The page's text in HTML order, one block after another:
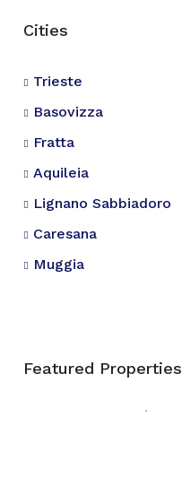
Cities
Trieste
Basovizza
Fratta
Aquileia
Lignano Sabbiadoro
Caresana
Muggia
Featured Properties